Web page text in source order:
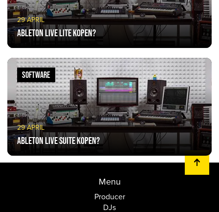
29 APRIL
Ableton Live Lite kopen?
29 APRIL
Ableton Live suite kopen?
SOFTWARE
Menu
Producer
DJs